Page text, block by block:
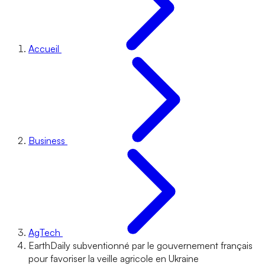
Accueil
Business
AgTech
EarthDaily subventionné par le gouvernement français
pour favoriser la veille agricole en Ukraine